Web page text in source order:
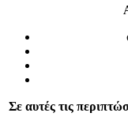
Σε αυτές τις